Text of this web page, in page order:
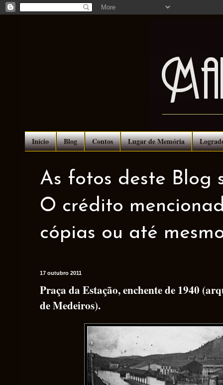
Início Blog Contos Lugar de Memória
As fotos deste Blog
O crédito
cópias ou até
17 outubro 2011
Praça da Estação, enchente de 1940
de Medeiros).